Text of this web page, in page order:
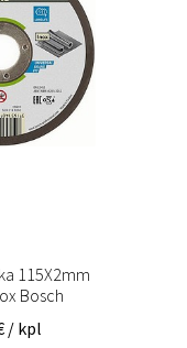
115X2mm
Bosch
/ kpl